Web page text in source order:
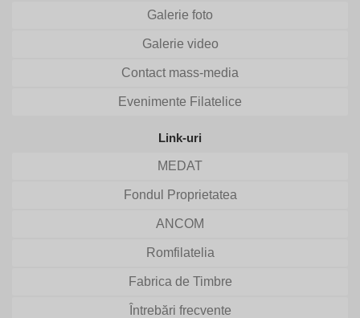
Galerie foto
Galerie video
Contact mass-media
Evenimente Filatelice
Link-uri
MEDAT
Fondul Proprietatea
ANCOM
Romfilatelia
Fabrica de Timbre
Întrebări frecvente